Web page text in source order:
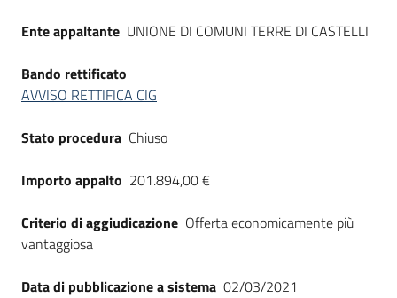
site
Seguici
Ente appaltante UNIONE DI COMUNI TERRE DI CASTELLI
Bando rettificato
AVVISO RETTIFICA CIG
Stato procedura Chiuso
Importo appalto 201.894,00 €
Criterio di aggiudicazione Offerta economicamente più
vantaggiosa
Data di pubblicazione a sistema 02/03/2021